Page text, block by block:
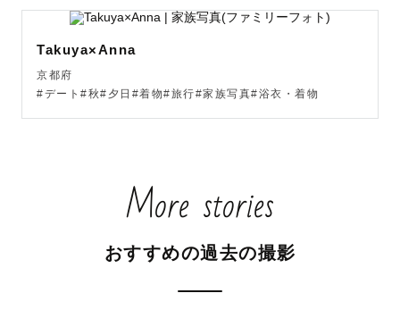
Takuya×Anna
京都府
#デート#秋#夕日#着物#旅行#家族写真#浴衣・着物
More stories
おすすめの過去の撮影